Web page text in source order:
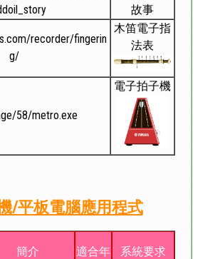
故事
recorder/fingerin
g/
木笛電子指
法表
58/metro.exe
電子拍子機
/平板電腦應用程式
簡介
適合年
系統要求